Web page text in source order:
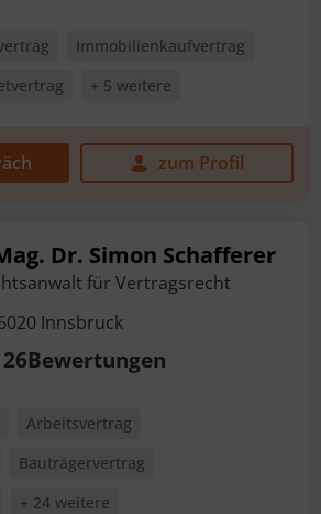
Immobilienkaufvertrag
+ 5 weitere
zum Profil
Dr. Simon Schafferer
für Vertragsrecht
Innsbruck
26Bewertungen
Arbeitsvertrag
Bauträgervertrag
+ 24 weitere